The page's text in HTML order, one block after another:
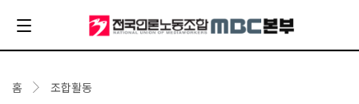
홈 조합활동